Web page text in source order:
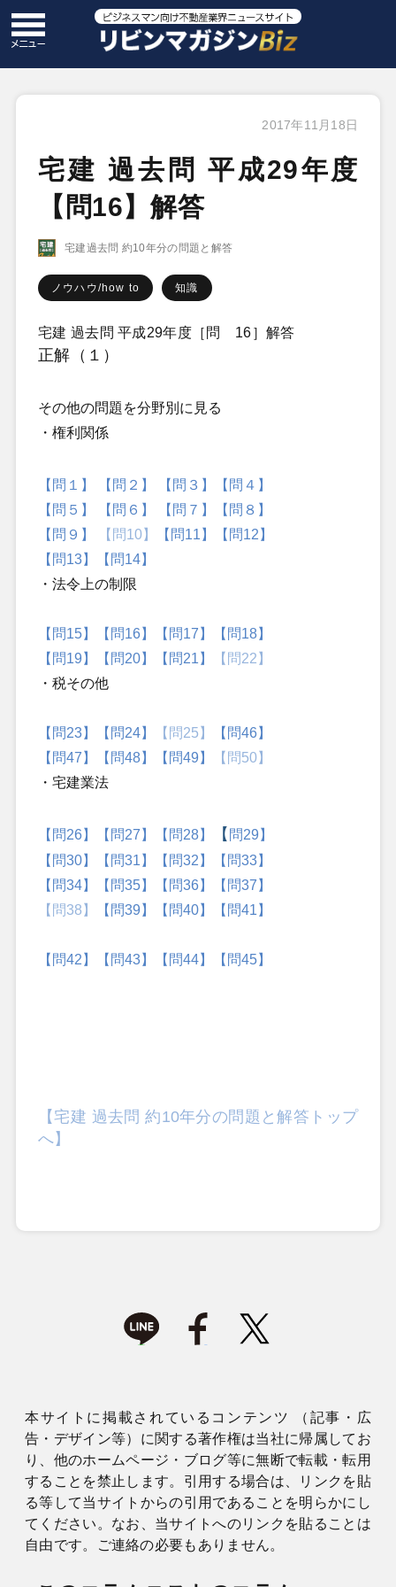
2017年11月18日
宅建 過去問 平成29年度
【問16】解答
宅建過去問 約10年分の問題と解答
ノウハウ/how to 知識
宅建 過去問 平成29年度［問 16］解答
正解（１）
その他の問題を分野別に見る
・権利関係
【問１】 【問２】 【問３】
【問４】
【問５】
【問６】 【問７】
【問８】
【問９】
【問10】 【問11】
【問12】
【問13】
【問14】
・法令上の制限
【問15】 【問16】 【問17】
【問18】
【問19】
【問20】 【問21】
【問22】
・税その他
【問23】 【問24】 【問25】
【問46】
【問47】
【問48】 【問49】
【問50】
・宅建業法
【 問26】 【問27】 【問28】 【 問29】
【問30】
【問31】 【問32】
【問33】
【問34】
【問35】 【問36】
【問37】
【問38】
【問39】 【問40】 【問41】
【問42】 【問43】 【問44】 【問45】
【宅建 過去問 約10年分の問題と解答トップ
へ】
本サイトに掲載されているコンテンツ （記事・広
告・デザイン等）に関する著作権は当社に帰属してお
り、他のホームページ・ブログ等に無断で転載・転用
することを禁止します。引用する場合は、リンクを貼
る等して当サイトからの引用であることを明らかにし
てください。なお、当サイトへのリンクを貼ることは
自由です。ご連絡の必要もありません。